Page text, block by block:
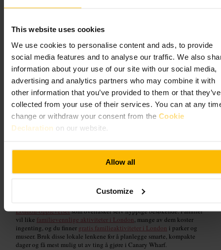
This website uses cookies
We use cookies to personalise content and ads, to provide
social media features and to analyse our traffic. We also
information about your use of our site with our social media,
advertising and analytics partners who may combine it with
other information that you’ve provided to them or that they’ve
collected from your use of their services. You can at any
change or withdraw your consent from the Cookie
Declaration on our website.
Allow all
Customize
Attraksjoner i Canary
Wharf – moro for familien
Bo i Canary Wharf i London og få enkel tilgang til områdets beste
severdigheter, fra iøynefallende kunst til barnevennlige aktiviteter.
Canary Wharf-høydepunkteroffentlig kunst, turer langs
London-opplevelsersom overrasker selv hyppige besøkende. Familier
vil like familievennlige aktiviteter i London, mange av dem koster
ingenting, og du finner gratis familieaktiviteter i London i parker og
museer. Bruk disse lokale lenkene for å planlegge smarte, kompakte
dager og få mest mulig ut av ting å gjøre i Canary Wharf.